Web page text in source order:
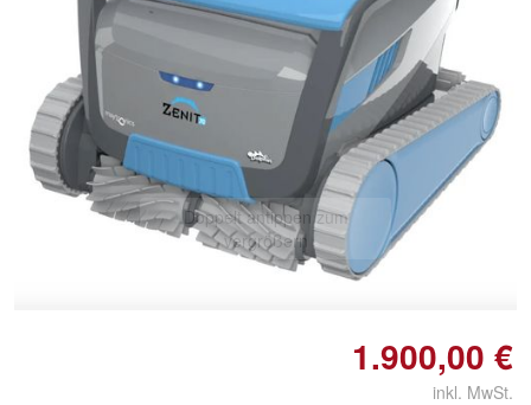
Doppelt antippen zum
vergrößern
1.900,00 €
inkl. MwSt.